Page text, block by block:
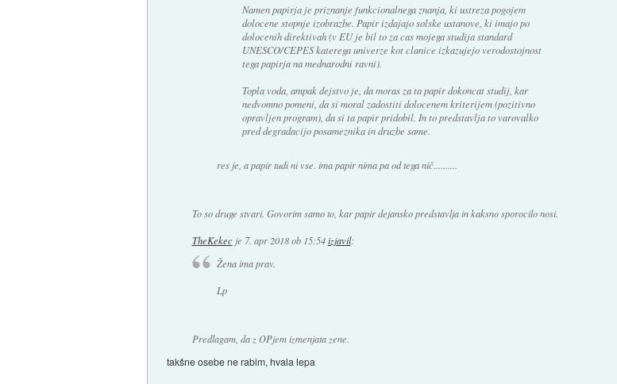
Namen papirja je priznanje funkcionalnega znanja, ki ustreza pogojem
dolocene stopnje izobrazbe. Papir izdajajo solske ustanove, ki imajo po
dolocenih direktivah (v EU je bil to za cas mojega studija standard
UNESCO/CEPES katerega univerze kot clanice izkazujejo verodostojnost
tega papirja na mednarodni ravni).
Topla voda, ampak dejstvo je, da moras za ta papir dokoncat studij, kar
nedvomno pomeni, da si moral zadostiti dolocenem kriterijem (pozitivno
opravljen program), da si ta papir pridobil. In to predstavlja to varovalko
pred degradacijo posameznika in druzbe same.
res je, a papir tudi ni vse. ima papir nima pa od tega nič..........
To so druge stvari. Govorim samo to, kar papir dejansko predstavlja in kaksno sporocilo nosi.
TheKekec je 7. apr 2018 ob 15:54 izjavil:
Žena ima prav.
Lp
Predlagam, da z OPjem izmenjata zene.
takšne osebe ne rabim, hvala lepa